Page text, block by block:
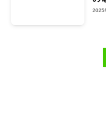
2025